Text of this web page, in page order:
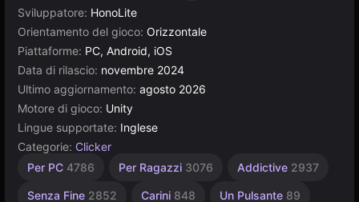
Sviluppatore: HonoLite
Orientamento del gioco: Orizzontale
Piattaforme: PC, Android, iOS
Data di rilascio: novembre 2024
Ultimo aggiornamento: agosto 2026
Motore di gioco: Unity
Lingue supportate: Inglese
Categorie: Clicker
Per PC 4786 Per Ragazzi 3076 Addictive 2937
Senza Fine 2852 Carini 848 Un Pulsante 89
Mente
Desktop
Per 1
4131
Incrementali
Geometria
Alta
3571
Russi
Browser
Unity
3177